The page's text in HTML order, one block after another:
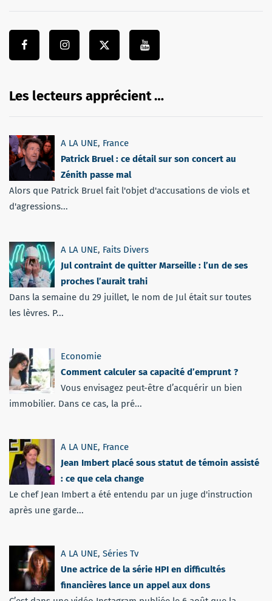
Les lecteurs apprécient …
A LA UNE, France
Patrick Bruel : ce détail sur son concert au
Zénith passe mal
Alors que Patrick Bruel fait l'objet d'accusations de viols et
d'agressions...
A LA UNE, Faits Divers
Jul contraint de quitter Marseille : l’un de ses
proches l’aurait trahi
Dans la semaine du 29 juillet, le nom de Jul était sur toutes
les lèvres. P...
Economie
Comment calculer sa capacité d’emprunt ?
Vous envisagez peut-être d’acquérir un bien
immobilier. Dans ce cas, la pré...
A LA UNE, France
Jean Imbert placé sous statut de témoin assisté
: ce que cela change
Le chef Jean Imbert a été entendu par un juge d'instruction
après une garde...
A LA UNE, Séries Tv
Une actrice de la série HPI en difficultés
financières lance un appel aux dons